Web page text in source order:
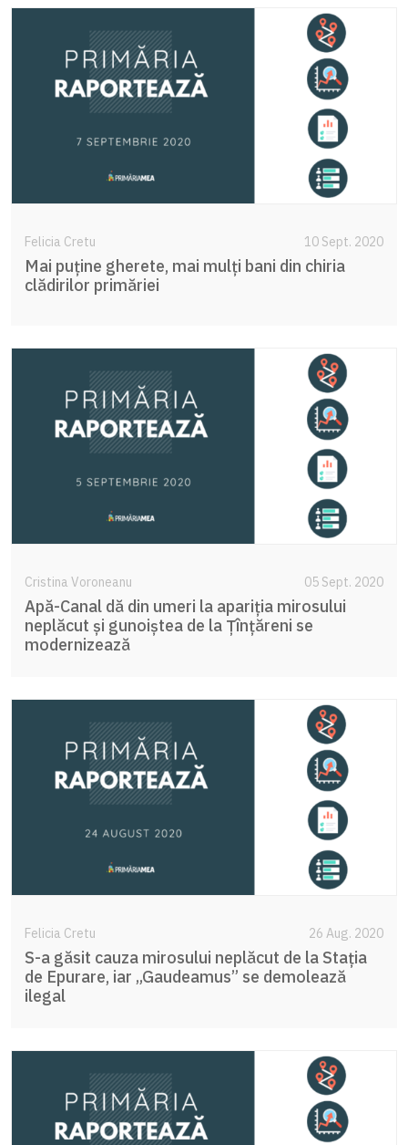
Felicia Cretu 10 Sept. 2020
Mai puține gherete, mai mulți bani din chiria
clădirilor primăriei
Cristina Voroneanu 05 Sept. 2020
Apă-Canal dă din umeri la apariția mirosului
neplăcut și gunoiștea de la Țînțăreni se
modernizează
Felicia Cretu 26 Aug. 2020
S-a găsit cauza mirosului neplăcut de la Stația
de Epurare, iar „Gaudeamus” se demolează
ilegal